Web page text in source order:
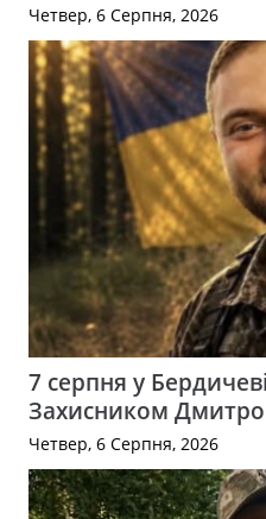
Четвер, 6 Серпня, 2026
7 серпня у
Захисником
Четвер, 6 Серпня, 2026